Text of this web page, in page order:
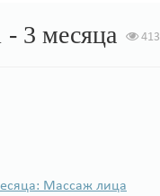
- 3 месяца
Массаж лица